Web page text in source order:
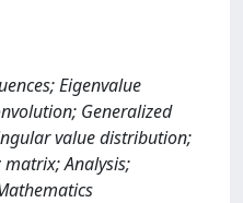
Eigenvalue
Generalized
value distribution;
Analysis;